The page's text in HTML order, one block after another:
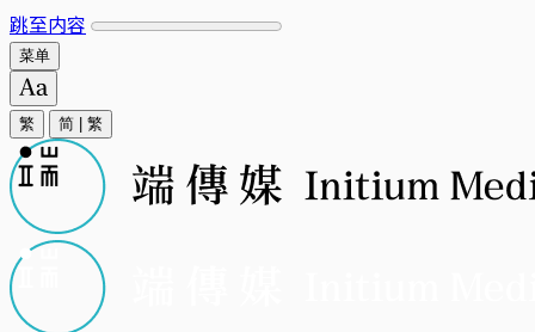
跳至内容
菜单
繁 简 繁